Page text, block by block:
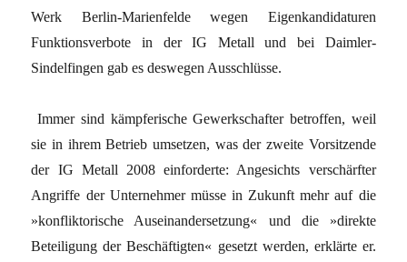
Werk Berlin-Marienfelde wegen Eigenkandidaturen
Funktionsverbote in der IG Metall und bei Daimler-
Sindelfingen gab es deswegen Ausschlüsse.
Immer sind kämpferische Gewerkschafter betroffen, weil
sie in ihrem Betrieb umsetzen, was der zweite Vorsitzende
der IG Metall 2008 einforderte: Angesichts verschärfter
Angriffe der Unternehmer müsse in Zukunft mehr auf die
»konfliktorische Auseinandersetzung« und die »direkte
Beteiligung der Beschäftigten« gesetzt werden, erklärte er.